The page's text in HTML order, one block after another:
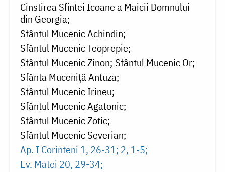
Cinstirea Sfintei Icoane a Maicii Domnului
din Georgia
Sfântul Mucenic Achindin
Sfântul Mucenic Teoprepie
Sfântul Mucenic Zinon Sfântul Mucenic Or
Sfânta Muceniță Antuza
Sfântul Mucenic Irineu
Sfântul Mucenic Agatonic
Sfântul Mucenic Zotic
Sfântul Mucenic Severian
Ap. I Corinteni 1, 26-31; 2, 1-5
Ev. Matei 20, 29-34